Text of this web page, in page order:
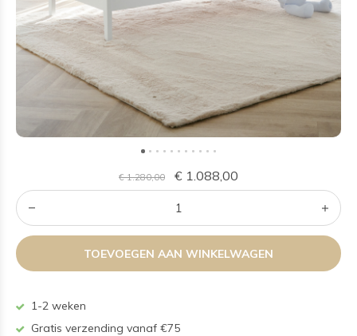
€ 1.280,00 € 1.088,00
TOEVOEGEN AAN WINKELWAGEN
1-2 weken
Gratis verzending vanaf €75